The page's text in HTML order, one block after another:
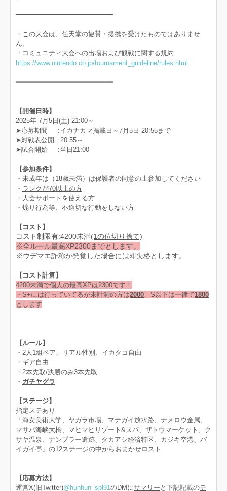
━━━━━━━━━━━━━━━━━━━━━━━━
・この大会は、任天堂の協賛・提携を受けたものではありませ
ん。
・コミュニティ大会への出場および観戦に関する規約
https://www.nintendo.co.jp/tournament_guideline/rules.html
━━━━━━━━━━━━━━━━━━━━━━━━
【開催日時】
2025年 7月5日(土) 21:00～
➤応募期間 :イカナカマ掲載日～7月5日 20:55まで
➤対戦表公開 :20:55～
➤試合開始 :当日21:00
【参加条件】
・未成年は（18歳未満）は保護者の同意の上参加してください
・ ランクが70以上の方
・大会サポートを使える方
・煽り行為等、不適切な行動をしない方
【コスト】
コスト制限有:4200未満(1の位切り捨て)
※全ルール最高XP2300までとします。
※ウデマエ詐称が発覚した場合には即失格とします。
【コスト計算】
4200未満で個人の最高XPは2300です！
・S+には行っていてるが未計測の方は2000 、S以下は一律で1800
とします
【ルール】
・2人1組ペア、リアル性別、イカタコ自由
・ギア自由
・2本先取/決勝のみ3本先取
・ ガチヤグラ
【ステージ】
指定ステあり
「海女美術大学、ヤガラ市場、マテガイ放水路、ナメロウ金属、
マサバ海峡大橋、マヒマヒリゾート&スパ、ザトウマーケット、ク
サヤ温泉、ナンプラー遺跡、タカアシ経済特区、カジキ空港、バ
イガイ亭」の12ステージの中から おまかせロスト
【応募方法】
運営X(旧Twitter)@hunhun_spl91 のDMにサマリー と下記記載のテ